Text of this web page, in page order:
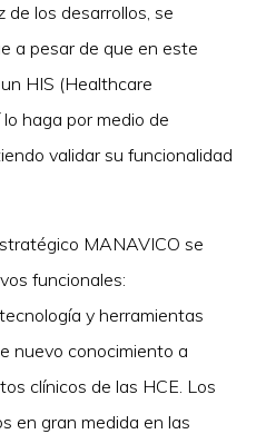
de los desarrollos, se
a pesar de que en este
HIS (Healthcare
haga por medio de
validar su funcionalidad
MANAVICO se
funcionales:
y herramientas
nuevo conocimiento a
clínicos de las HCE. Los
en gran medida en las